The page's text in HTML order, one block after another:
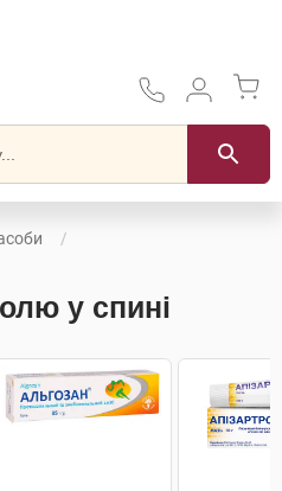
у спині